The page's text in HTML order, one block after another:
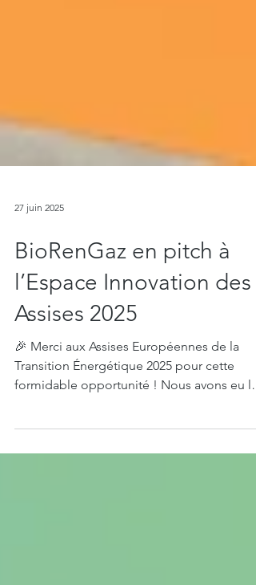
BioRenGaz en pitch à
l’Espace Innovation des
Assises 2025
🎉 Merci aux Assises Européennes de la
Transition Énergétique 2025 pour cette
plaisir de...